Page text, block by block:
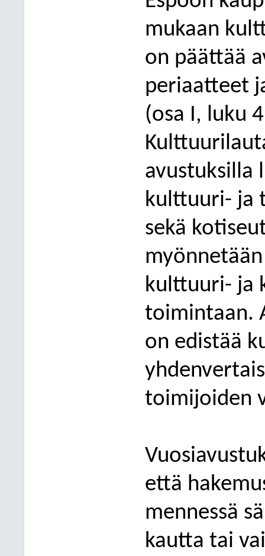
mukaan
on päättää
periaatteet
(osa I, luku
avustuksilla
kulttuuri- ja
sekä
kulttuuri- ja
toimintaan.
on edistää
toimijoiden
että
mennessä
kautta tai